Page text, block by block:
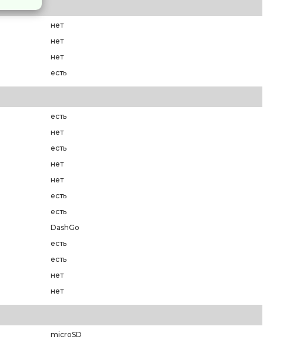
нет
нет
нет
есть
есть
нет
есть
нет
нет
есть
есть
DashGo
есть
есть
нет
нет
microSD